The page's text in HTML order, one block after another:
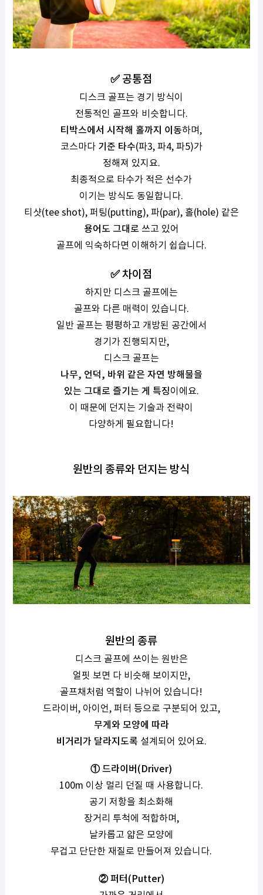
✅ 공통점
디스크 골프는 경기 방식이
전통적인 골프와 비슷합니다.
티박스에서 시작해 홀까지 이동하며,
코스마다 기준 타수(파3, 파4, 파5)가
정해져 있지요.
최종적으로 타수가 적은 선수가
이기는 방식도 동일합니다.
티샷(tee shot), 퍼팅(putting), 파(par), 홀(hole) 같은
용어도 그대로 쓰고 있어
골프에 익숙하다면 이해하기 쉽습니다.
✅ 차이점
하지만 디스크 골프에는
골프와 다른 매력이 있습니다.
일반 골프는 평평하고 개방된 공간에서
경기가 진행되지만,
디스크 골프는
나무, 언덕, 바위 같은 자연 방해물을
있는 그대로 즐기는 게 특징이에요.
이 때문에 던지는 기술과 전략이
다양하게 필요합니다!
원반의 종류와 던지는 방식
원반의 종류
디스크 골프에 쓰이는 원반은
얼핏 보면 다 비슷해 보이지만,
골프채처럼 역할이 나뉘어 있습니다!
드라이버, 아이언, 퍼터 등으로 구분되어 있고,
무게와 모양에 따라
비거리가 달라지도록 설계되어 있어요.
① 드라이버(Driver)
100m 이상 멀리 던질 때 사용합니다.
공기 저항을 최소화해
장거리 투척에 적합하며,
날카롭고 얇은 모양에
무겁고 단단한 재질로 만들어져 있습니다.
② 퍼터(Putter)